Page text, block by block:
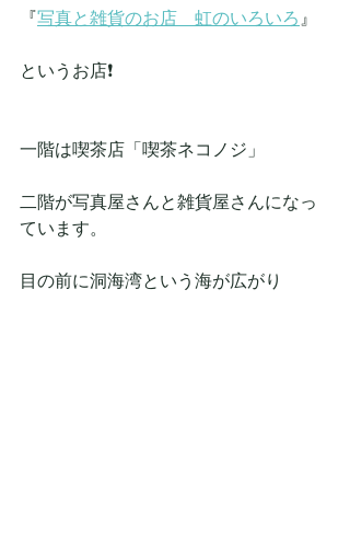
『写真と雑貨のお店　虹のいろいろ 』
というお店❗
一階は喫茶店「喫茶ネコノジ」
二階が写真屋さんと雑貨屋さんになっ
ています。
目の前に洞海湾という海が広がり